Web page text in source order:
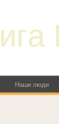
Наши люди